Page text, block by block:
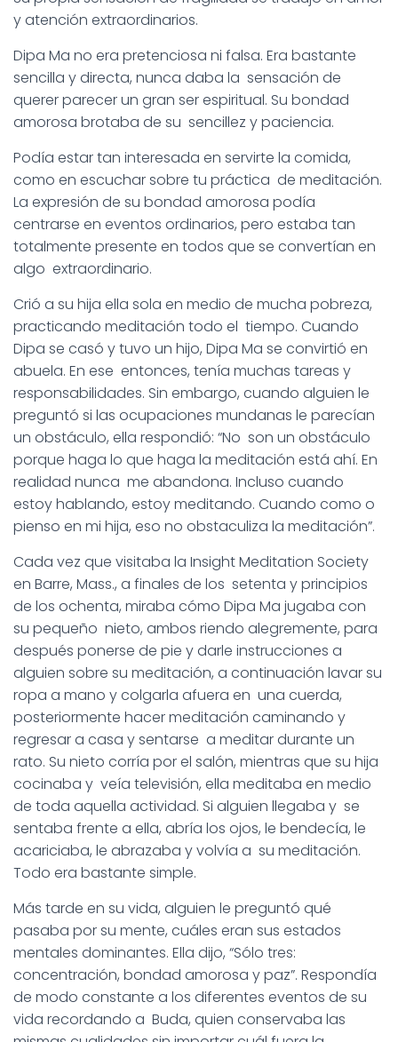
y atención extraordinarios.
Dipa Ma no era pretenciosa ni falsa. Era bastante
sencilla y directa, nunca daba la sensación de
querer parecer un gran ser espiritual. Su bondad
amorosa brotaba de su sencillez y paciencia.
Podía estar tan interesada en servirte la comida,
como en escuchar sobre tu práctica de meditación.
La expresión de su bondad amorosa podía
centrarse en eventos ordinarios, pero estaba tan
totalmente presente en todos que se convertían en
algo extraordinario.
Crió a su hija ella sola en medio de mucha pobreza,
practicando meditación todo el tiempo. Cuando
Dipa se casó y tuvo un hijo, Dipa Ma se convirtió en
abuela. En ese entonces, tenía muchas tareas y
responsabilidades. Sin embargo, cuando alguien le
preguntó si las ocupaciones mundanas le parecían
un obstáculo, ella respondió: “No son un obstáculo
porque haga lo que haga la meditación está ahí. En
realidad nunca me abandona. Incluso cuando
estoy hablando, estoy meditando. Cuando como o
pienso en mi hija, eso no obstaculiza la meditación”.
Cada vez que visitaba la Insight Meditation Society
en Barre, Mass., a finales de los setenta y principios
de los ochenta, miraba cómo Dipa Ma jugaba con
su pequeño nieto, ambos riendo alegremente, para
después ponerse de pie y darle instrucciones a
alguien sobre su meditación, a continuación lavar su
ropa a mano y colgarla afuera en una cuerda,
posteriormente hacer meditación caminando y
regresar a casa y sentarse a meditar durante un
rato. Su nieto corría por el salón, mientras que su hija
cocinaba y veía televisión, ella meditaba en medio
de toda aquella actividad. Si alguien llegaba y se
sentaba frente a ella, abría los ojos, le bendecía, le
acariciaba, le abrazaba y volvía a su meditación.
Todo era bastante simple.
Más tarde en su vida, alguien le preguntó qué
pasaba por su mente, cuáles eran sus estados
mentales dominantes. Ella dijo, “Sólo tres:
concentración, bondad amorosa y paz”. Respondía
de modo constante a los diferentes eventos de su
vida recordando a Buda, quien conservaba las